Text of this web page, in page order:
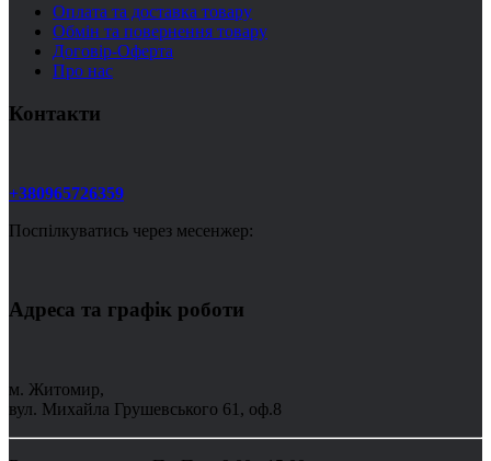
Оплата та доставка товару
Обмін та повернення товару
Договір-Оферта
Про нас
Контакти
+380965726359
Поспілкуватись через месенжер:
Адреса та графік роботи
м. Житомир,
вул. Михайла Грушевського 61, оф.8